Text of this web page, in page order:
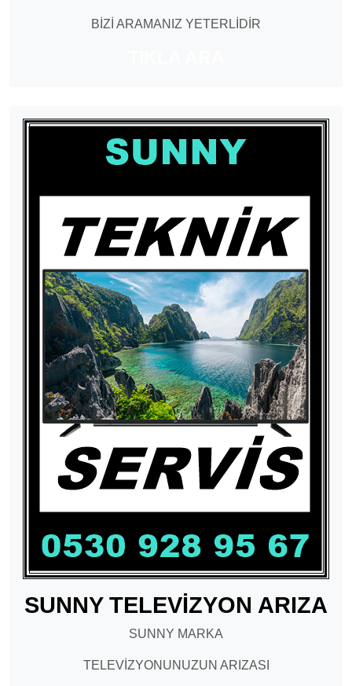
BİZİ ARAMANIZ YETERLİDİR
SUNNY TELEVİZYON ARIZA
SUNNY MARKA
TELEVİZYONUNUZUN ARIZASI